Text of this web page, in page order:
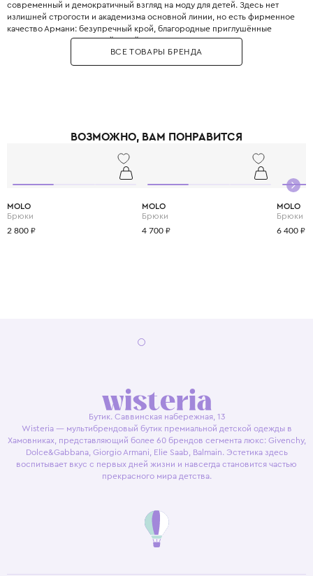
современный и демократичный взгляд на моду для детей. Здесь нет
излишней строгости и академизма основной линии, но есть фирменное
качество Армани: безупречный крой, благородные приглушённые
оттенки, минималистичный дизайн и использование только лучших
натуральных тканей. Это идеальная база для стильного детского
гардероба — от повседневных джинсов и футболок до элегантных
ВСЕ ТОВАРЫ БРЕНДА
ВОЗМОЖНО, ВАМ ПОНРАВИТСЯ
MOLO
Брюки
2 800 ₽
MOLO
Брюки
4 700 ₽
MOLO
Брюки
6 400 ₽
Бутик. Саввинская набережная, 13
Wisteria — мультибрендовый бутик премиальной детской одежды в
Хамовниках, представляющий более 60 брендов сегмента люкс: Givenchy,
Dolce&Gabbana, Giorgio Armani, Elie Saab, Balmain. Эстетика здесь
воспитывает вкус с первых дней жизни и навсегда становится частью
прекрасного мира детства.